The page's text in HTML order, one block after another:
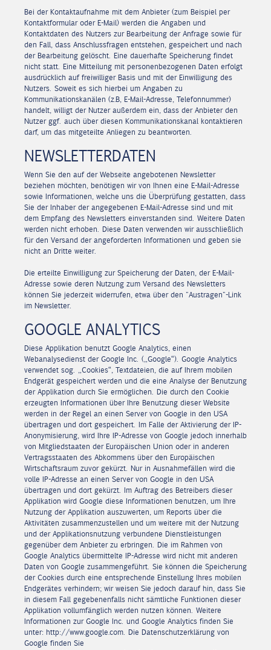
Bei der Kontaktaufnahme mit dem Anbieter (zum Beispiel per
Kontaktformular oder E-Mail) werden die Angaben und
Kontaktdaten des Nutzers zur Bearbeitung der Anfrage sowie für
den Fall, dass Anschlussfragen entstehen, gespeichert und nach
der Bearbeitung gelöscht. Eine dauerhafte Speicherung findet
nicht statt. Eine Mitteilung mit personenbezogenen Daten erfolgt
ausdrücklich auf freiwilliger Basis und mit der Einwilligung des
Nutzers. Soweit es sich hierbei um Angaben zu
Kommunikationskanälen (z.B, E-Mail-Adresse, Telefonnummer)
handelt, willigt der Nutzer außerdem ein, dass der Anbieter den
Nutzer ggf. auch über diesen Kommunikationskanal kontaktieren
darf, um das mitgeteilte Anliegen zu beantworten.
NEWSLETTERDATEN
Wenn Sie den auf der Webseite angebotenen Newsletter
beziehen möchten, benötigen wir von Ihnen eine E-Mail-Adresse
sowie Informationen, welche uns die Überprüfung gestatten, dass
Sie der Inhaber der angegebenen E-Mail-Adresse sind und mit
dem Empfang des Newsletters einverstanden sind. Weitere Daten
werden nicht erhoben. Diese Daten verwenden wir ausschließlich
für den Versand der angeforderten Informationen und geben sie
nicht an Dritte weiter.
Die erteilte Einwilligung zur Speicherung der Daten, der E-Mail-
Adresse sowie deren Nutzung zum Versand des Newsletters
können Sie jederzeit widerrufen, etwa über den "Austragen"-Link
im Newsletter.
GOOGLE ANALYTICS
Diese Applikation benutzt Google Analytics, einen
Webanalysedienst der Google Inc. („Google“). Google Analytics
verwendet sog. „Cookies“, Textdateien, die auf Ihrem mobilen
Endgerät gespeichert werden und die eine Analyse der Benutzung
der Applikation durch Sie ermöglichen. Die durch den Cookie
erzeugten Informationen über Ihre Benutzung dieser Website
werden in der Regel an einen Server von Google in den USA
übertragen und dort gespeichert. Im Falle der Aktivierung der IP-
Anonymisierung, wird Ihre IP-Adresse von Google jedoch innerhalb
von Mitgliedstaaten der Europäischen Union oder in anderen
Vertragsstaaten des Abkommens über den Europäischen
Wirtschaftsraum zuvor gekürzt. Nur in Ausnahmefällen wird die
volle IP-Adresse an einen Server von Google in den USA
übertragen und dort gekürzt. Im Auftrag des Betreibers dieser
Applikation wird Google diese Informationen benutzen, um Ihre
Nutzung der Applikation auszuwerten, um Reports über die
Aktivitäten zusammenzustellen und um weitere mit der Nutzung
und der Applikationsnutzung verbundene Dienstleistungen
gegenüber dem Anbieter zu erbringen. Die im Rahmen von
Google Analytics übermittelte IP-Adresse wird nicht mit anderen
Daten von Google zusammengeführt. Sie können die Speicherung
der Cookies durch eine entsprechende Einstellung Ihres mobilen
Endgerätes verhindern; wir weisen Sie jedoch darauf hin, dass Sie
in diesem Fall gegebenenfalls nicht sämtliche Funktionen dieser
Applikation vollumfänglich werden nutzen können. Weitere
Informationen zur Google Inc. und Google Analytics finden Sie
unter: http://www.google.com. Die Datenschutzerklärung von
Google finden Sie